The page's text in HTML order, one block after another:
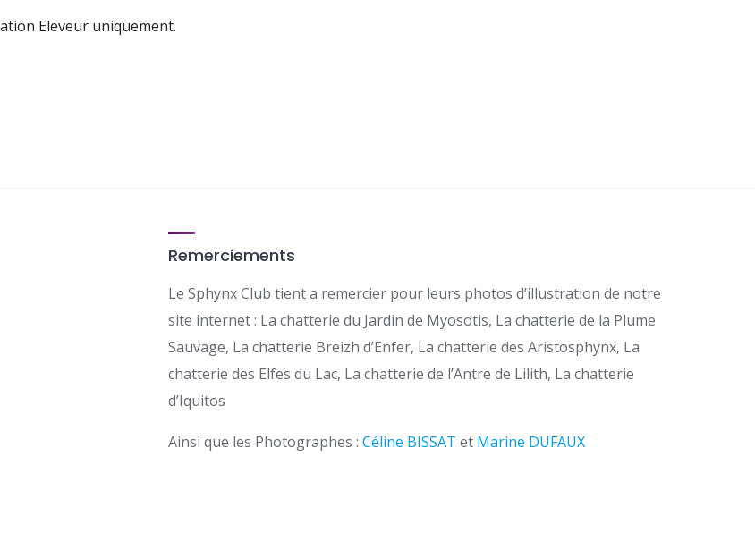
Eleveur uniquement.
Remerciements
Le Sphynx Club tient a remercier pour leurs photos d’illustration de notre
site internet : La chatterie du Jardin de Myosotis, La chatterie de la Plume
Sauvage, La chatterie Breizh d’Enfer, La chatterie des Aristosphynx, La
chatterie des Elfes du Lac, La chatterie de l’Antre de Lilith, La chatterie
d’Iquitos
Ainsi que les Photographes : Céline BISSAT et Marine DUFAUX